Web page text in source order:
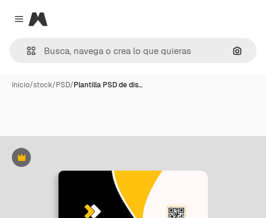
Close menu
Magnific
Inicio/stock/PSD/Plantilla PSD de dis…
Premium